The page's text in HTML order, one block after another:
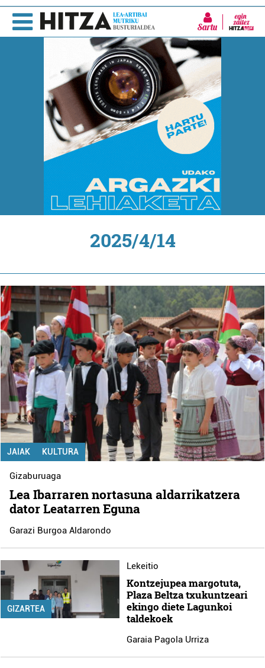
Sartu
2025/4/14
JAIAK KULTURA
Gizaburuaga
Lea Ibarraren nortasuna aldarrikatzera
dator Leatarren Eguna
Garazi Burgoa Aldarondo
GIZARTEA
Lekeitio
Kontzejupea margotuta,
Plaza Beltza txukuntzeari
ekingo diete Lagunkoi
taldekoek
Garaia Pagola Urriza